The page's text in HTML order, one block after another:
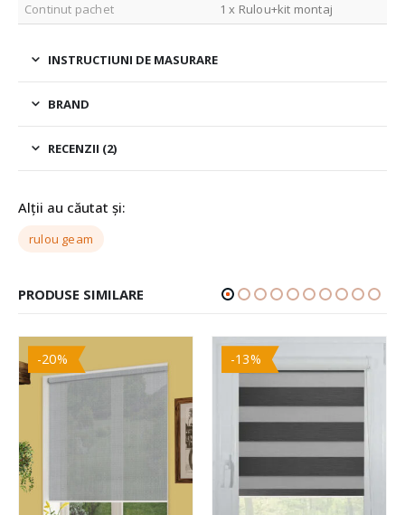
Continut pachet
1 x Rulou+kit montaj
INSTRUCTIUNI DE MASURARE
BRAND
RECENZII (2)
Alții au căutat și:
rulou geam
PRODUSE SIMILARE
-20% -13%